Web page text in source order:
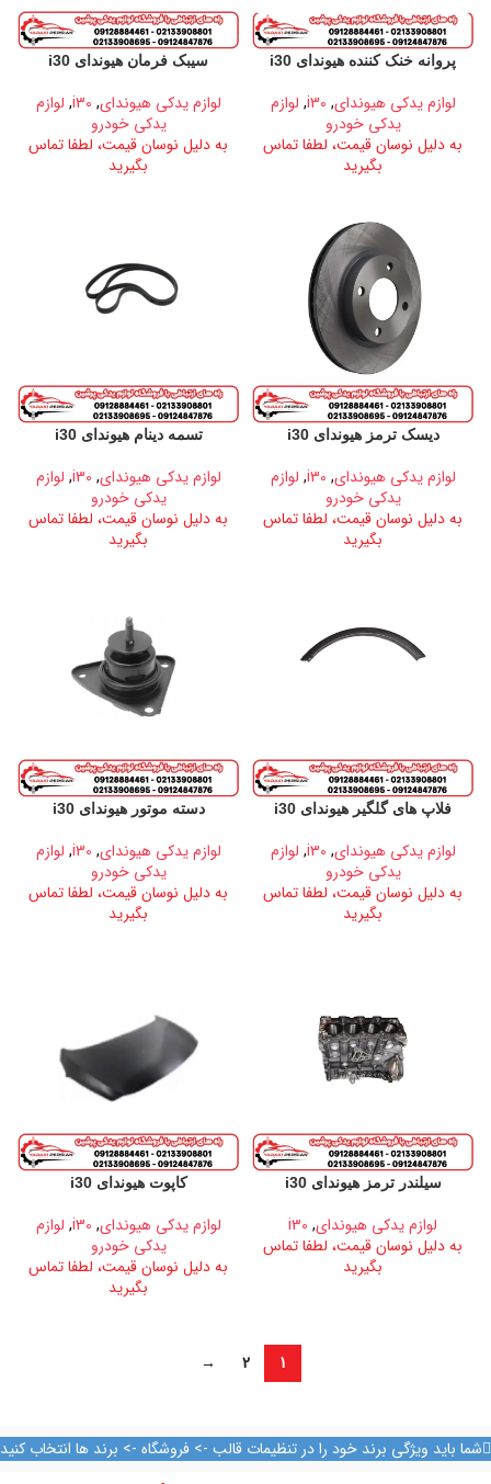
پروانه خنک کننده هیوندای i30
لوازم یدکی هیوندای,
i30
, لوازم
یدکی خودرو
به دلیل نوسان قیمت، لطفا تماس
بگیرید
سیبک فرمان هیوندای i30
لوازم یدکی هیوندای,
i30
, لوازم
یدکی خودرو
به دلیل نوسان قیمت، لطفا تماس
بگیرید
دیسک ترمز هیوندای i30
لوازم یدکی هیوندای,
i30
, لوازم
یدکی خودرو
به دلیل نوسان قیمت، لطفا تماس
بگیرید
تسمه دینام هیوندای i30
لوازم یدکی هیوندای,
i30
, لوازم
یدکی خودرو
به دلیل نوسان قیمت، لطفا تماس
بگیرید
فلاپ های گلگیر هیوندای i30
لوازم یدکی هیوندای,
i30
, لوازم
یدکی خودرو
به دلیل نوسان قیمت، لطفا تماس
بگیرید
دسته موتور هیوندای i30
لوازم یدکی هیوندای,
i30
, لوازم
یدکی خودرو
به دلیل نوسان قیمت، لطفا تماس
بگیرید
سیلندر ترمز هیوندای i30
لوازم یدکی هیوندای,
i30
به دلیل نوسان قیمت، لطفا تماس
بگیرید
کاپوت هیوندای i30
لوازم یدکی هیوندای,
i30
, لوازم
یدکی خودرو
به دلیل نوسان قیمت، لطفا تماس
بگیرید
1
2
→
شما باید ویژگی برند خود را در تنظیمات قالب -> فروشگاه -> برند ها انتخاب کنید